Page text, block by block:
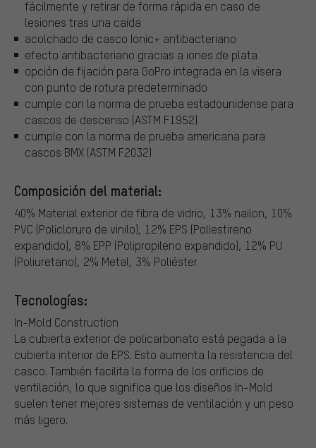
fácilmente y retirar de forma rápida en caso de
lesiones tras una caída
acolchado de casco Ionic+ antibacteriano
efecto antibacteriano gracias a iones de plata
opción de fijación para GoPro integrada en la visera
con punto de rotura predeterminado
cumple con la norma de prueba estadounidense para
cascos de descenso (ASTM F1952)
cumple con la norma de prueba americana para
cascos BMX (ASTM F2032)
Composición del material:
40% Material exterior de fibra de vidrio, 13% nailon, 10%
PVC (Policloruro de vinilo), 12% EPS (Poliestireno
expandido), 8% EPP (Polipropileno expandido), 12% PU
(Poliuretano), 2% Metal, 3% Poliéster
Tecnologías:
In-Mold Construction
La cubierta exterior de policarbonato está pegada a la
cubierta interior de EPS. Esto aumenta la resistencia del
casco. También facilita la forma de los orificios de
ventilación, lo que significa que los diseños In-Mold
suelen tener mejores sistemas de ventilación y un peso
más ligero.